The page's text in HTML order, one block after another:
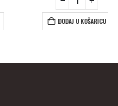
DODAJ U KOŠARICU